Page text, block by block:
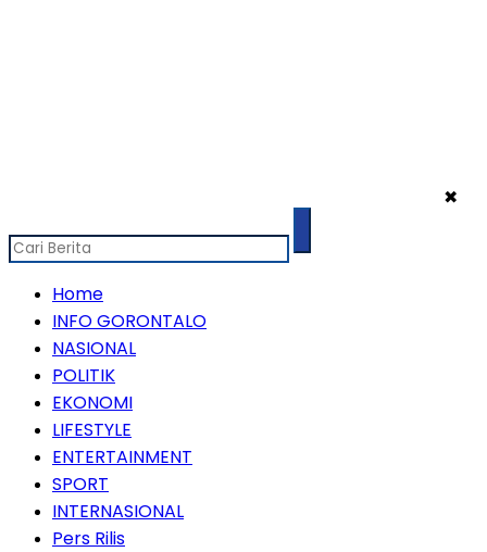
✖
Home
INFO GORONTALO
NASIONAL
POLITIK
EKONOMI
LIFESTYLE
ENTERTAINMENT
SPORT
INTERNASIONAL
Pers Rilis